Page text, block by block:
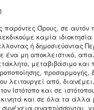
παρόντες Όρους, σε αυτόν
καμία
ή δημοσιεύοντας
ένα μη αποκλειστικό,
μεταβιβάσιμο και
προσαρμογής,
λειτουργεί από,
Ιστότοπο και σε
και σε όλα τα άλλα
αναπτύσσονται,